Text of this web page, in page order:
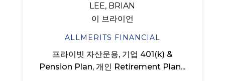
LEE, BRIAN
이 브라이언
ALLMERITS FINANCIAL
프라이빗 자산운용, 기업 401(k) &
Pension Plan, 개인 Retirement Plan...